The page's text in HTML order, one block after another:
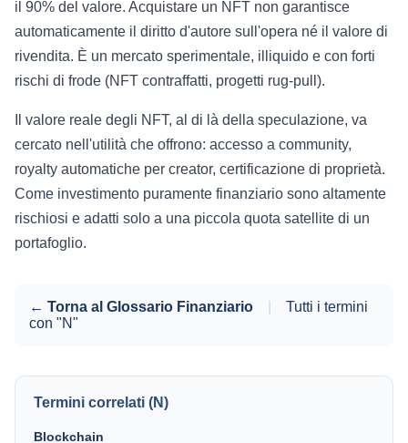
il 90% del valore. Acquistare un NFT non garantisce
automaticamente il diritto d'autore sull'opera né il valore di
rivendita. È un mercato sperimentale, illiquido e con forti
rischi di frode (NFT contraffatti, progetti rug-pull).
Il valore reale degli NFT, al di là della speculazione, va
cercato nell'utilità che offrono: accesso a community,
royalty automatiche per creator, certificazione di proprietà.
Come investimento puramente finanziario sono altamente
rischiosi e adatti solo a una piccola quota satellite di un
portafoglio.
← Torna al Glossario Finanziario
Tutti i termini
con "N"
Termini correlati (N)
Blockchain